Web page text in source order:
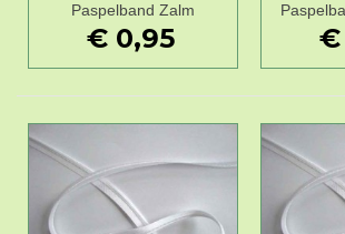
Paspelband Zalm
€ 0,95 €